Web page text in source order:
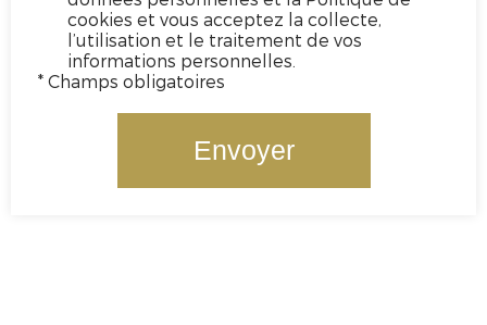
cookies et vous acceptez la collecte,
l’utilisation et le traitement de vos
informations personnelles.
* Champs obligatoires